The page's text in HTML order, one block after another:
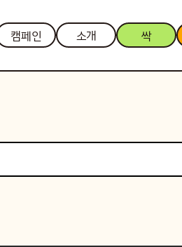
캠페인 소개 싹